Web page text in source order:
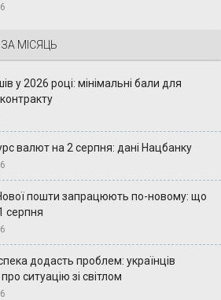
МІСЯЦЬ
у 2026 році: мінімальні бали для
валют на 2 серпня: дані Нацбанку
пошти запрацюють по-новому: що
серпня
додасть проблем: українців
ситуацію зі світлом